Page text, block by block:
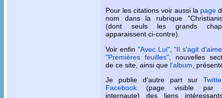
Pour les citations voir aussi la page
nom dans la rubrique
(dont seuls les grands
apparaissent ci-contre).
Voir enfin "Avec Lui","Il s'agit
"Premières feuilles" , nouvelles
de ce site, ainsi que l'album ,
Je publie d'autre part sur
Facebook (page visible par
internaute) des liens